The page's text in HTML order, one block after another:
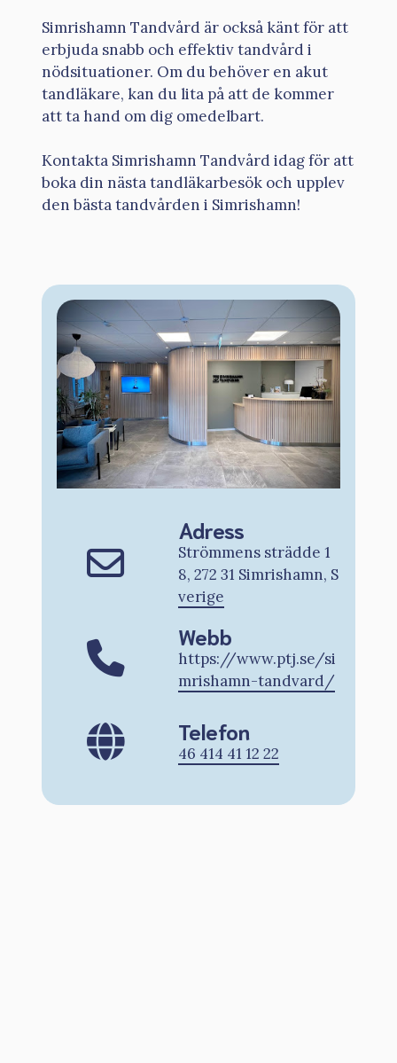
Simrishamn Tandvård är också känt för att
erbjuda snabb och effektiv tandvård i
nödsituationer. Om du behöver en akut
tandläkare, kan du lita på att de kommer
att ta hand om dig omedelbart.
Kontakta Simrishamn Tandvård idag för att
boka din nästa tandläkarbesök och upplev
den bästa tandvården i Simrishamn!
Adress
Strömmens strädde 1
8, 272 31 Simrishamn, S
verige
Webb
https://www.ptj.se/si
mrishamn-tandvard/
Telefon
46 414 41 12 22